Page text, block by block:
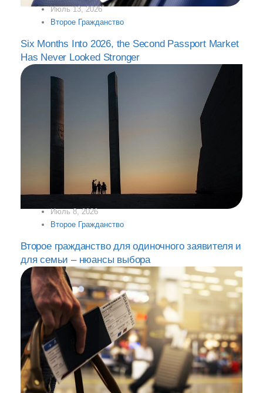
Июль 13, 2026
Второе Гражданство
Six Months Into 2026, the Second Passport Market
Has Never Looked Stronger
Июль 8, 2026
Второе Гражданство
Второе гражданство для одиночного заявителя и
для семьи – нюансы выбора